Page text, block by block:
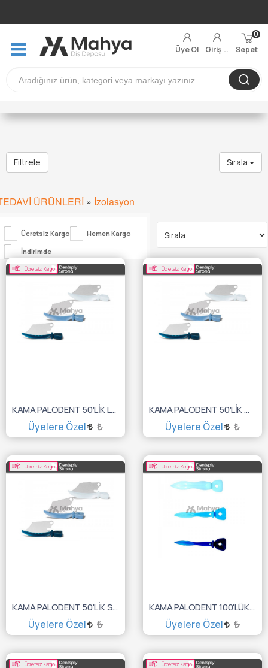
Üye Ol Giriş Yap Sepet
0
Filtrele Sırala
ÜRÜNLERİ » İzolasyon
Ücretsiz Kargo
Hemen Kargo
İndirimde
Ücretsiz Kargo
KAMA PALODENT 50'LİK LARGE AYRAÇLI 659850V
Üyelere Özel ₺
SEPETE EKLE
Ücretsiz Kargo
KAMA PALODENT 50'LİK MEDİUM AYRAÇLI 659840V
Üyelere Özel ₺
SEPETE EKLE
Ücretsiz Kargo
KAMA PALODENT 50'LİK SMALL AYRAÇLI 659830V
Üyelere Özel ₺
SEPETE EKLE
Ücretsiz Kargo
KAMA PALODENT 100'LÜK LARGE 659800V
Üyelere Özel ₺
SEPETE EKLE
Ücretsiz Kargo Ücretsiz Kargo